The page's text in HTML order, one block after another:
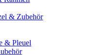
& Zubehör
& Pleuel